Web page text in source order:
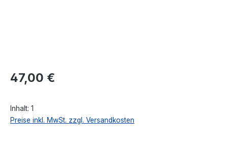
Regulärer Preis:
47,00 €
Inhalt: 1
Preise inkl. MwSt. zzgl. Versandkosten